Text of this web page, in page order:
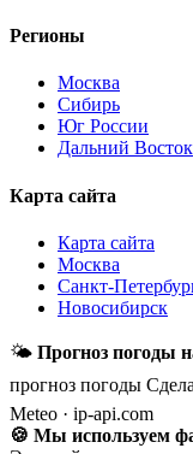
Регионы
Москва
Сибирь
Юг России
Дальний Восток
Карта сайта
Карта сайта
Москва
Санкт-
Новосибирск
🌤 Прогноз погоды
прогноз погоды
Meteo · ip-api.com
🍪 Мы используем